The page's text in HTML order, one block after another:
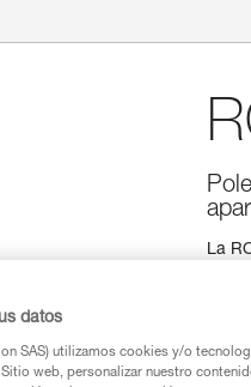
La
datos
SAS) utilizamos cookies y/o
web, personalizar nuestro